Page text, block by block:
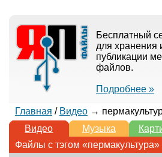
Бесплатный
для хранения
публикации
файлов.
Подробнее »
Главная / Видео→
Видео
Музыка
Файлы с тэгом «пермакультура»